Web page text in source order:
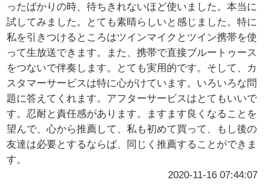
ったばかりの時、待ちきれないほど使いました。本当に
試してみました。とても素晴らしいと感じました。特に
私を引きつけるところはツインマイクとツイン携帯を使
って生放送できます。また、携帯で直接ブルートゥース
をつないで伴奏します。とても実用的です。そして、カ
スタマーサービスは特に心がけています。いろいろな問
題に答えてくれます。アフターサービスはとてもいいで
す。忍耐と責任感があります。ますます良くなることを
望んで、心から推薦して、私も初めて買って、もし後の
友達は必要とするならば、同じく推薦することができま
す。
2020-11-16 07:44:07